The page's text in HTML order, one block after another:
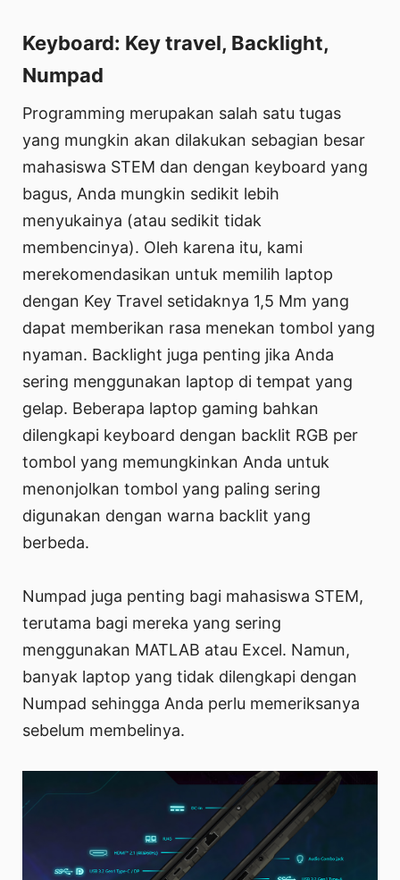
Keyboard: Key travel, Backlight,
Numpad
Programming merupakan salah satu tugas
yang mungkin akan dilakukan sebagian besar
mahasiswa STEM dan dengan keyboard yang
bagus, Anda mungkin sedikit lebih
menyukainya (atau sedikit tidak
membencinya). Oleh karena itu, kami
merekomendasikan untuk memilih laptop
dengan Key Travel setidaknya 1,5 Mm yang
dapat memberikan rasa menekan tombol yang
nyaman. Backlight juga penting jika Anda
sering menggunakan laptop di tempat yang
gelap. Beberapa laptop gaming bahkan
dilengkapi keyboard dengan backlit RGB per
tombol yang memungkinkan Anda untuk
menonjolkan tombol yang paling sering
digunakan dengan warna backlit yang
berbeda.
Numpad juga penting bagi mahasiswa STEM,
terutama bagi mereka yang sering
menggunakan MATLAB atau Excel. Namun,
banyak laptop yang tidak dilengkapi dengan
Numpad sehingga Anda perlu memeriksanya
sebelum membelinya.